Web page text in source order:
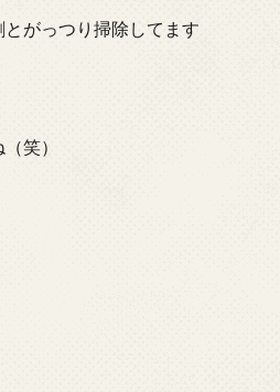
がっつり掃除してます
笑）